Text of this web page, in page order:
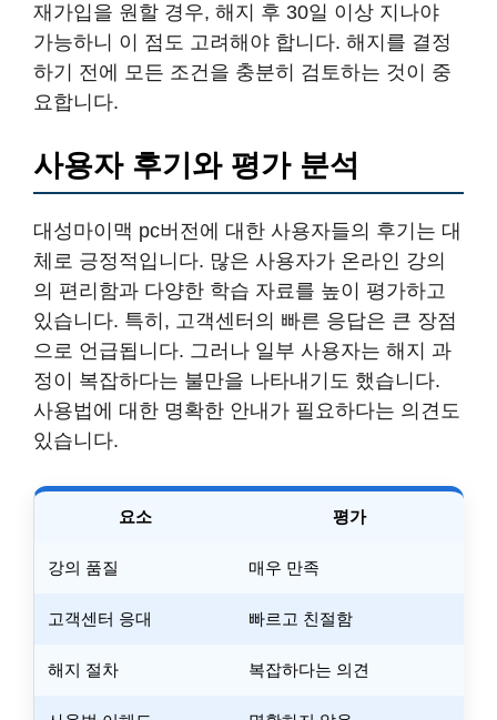
재가입을 원할 경우, 해지 후 30일 이상 지나야
가능하니 이 점도 고려해야 합니다. 해지를 결정
하기 전에 모든 조건을 충분히 검토하는 것이 중
요합니다.
사용자 후기와 평가 분석
대성마이맥 pc버전에 대한 사용자들의 후기는 대
체로 긍정적입니다. 많은 사용자가 온라인 강의
의 편리함과 다양한 학습 자료를 높이 평가하고
있습니다. 특히, 고객센터의 빠른 응답은 큰 장점
으로 언급됩니다. 그러나 일부 사용자는 해지 과
정이 복잡하다는 불만을 나타내기도 했습니다.
사용법에 대한 명확한 안내가 필요하다는 의견도
있습니다.
요소 평가
강의 품질 매우 만족
고객센터 응대 빠르고 친절함
해지 절차 복잡하다는 의견